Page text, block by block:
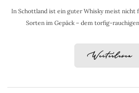
In Schottland ist ein guter Whisky meist nicht
Sorten im Gepäck – dem torfig-
Weiterlesen